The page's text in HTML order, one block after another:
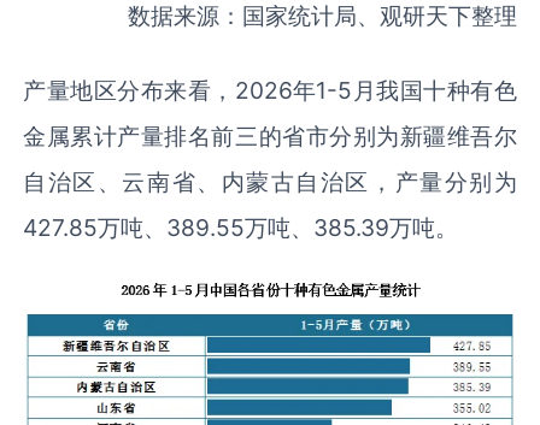
数据来源：国家统计局、观研天下整理
产量地区分布来看，2026年1-5月我国十种有色
金属累计产量排名前三的省市分别为新疆维吾尔
自治区、云南省、内蒙古自治区，产量分别为
427.85万吨、389.55万吨、385.39万吨。